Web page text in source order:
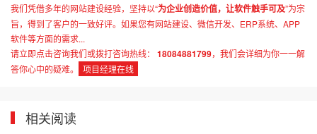
我们凭借多年的网站建设经验，坚持以“为企业创造价值，让软件触手可及”为宗
旨，得到了客户的一致好评。如果您有网站建设、微信开发、ERP系统、APP
软件等方面的需求...
请立即点击咨询我们或拨打咨询热线：
18084881799，我们会详细为你一一解
答你心中的疑难。
项目经理在线
相关阅读